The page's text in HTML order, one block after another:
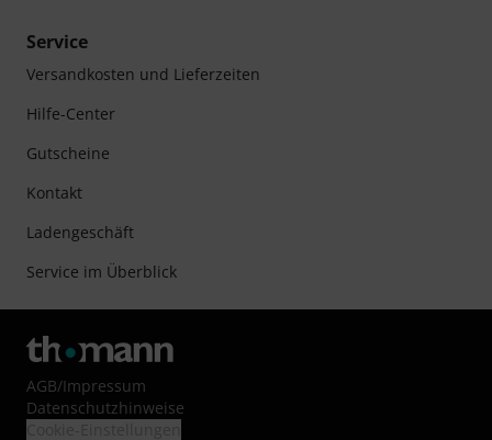
Service
Versandkosten und Lieferzeiten
Hilfe-Center
Gutscheine
Kontakt
Ladengeschäft
Service im Überblick
AGB/Impressum
Datenschutzhinweise